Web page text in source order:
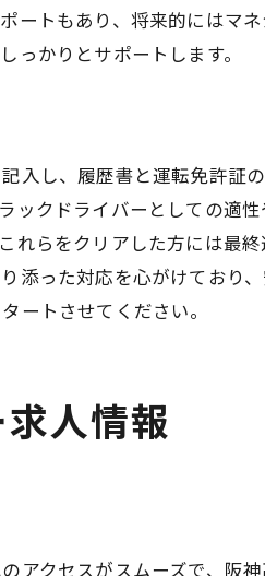
ートもあり、将来的にはマ
かりとサポートします。
入し、履歴書と運転免許証
クドライバーとしての適性
れらをクリアした方には最
添った対応を心がけており
ートさせてください。
人情報
アクセスがスムーズで、阪